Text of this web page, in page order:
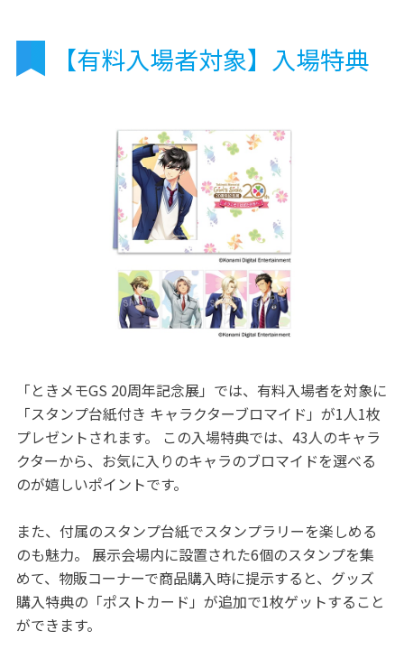
【有料入場者対象】入場特典
「ときメモGS 20周年記念展」では、有料入場者を対象に
「スタンプ台紙付き キャラクターブロマイド」が1人1枚
プレゼントされます。 この入場特典では、43人のキャラ
クターから、お気に入りのキャラのブロマイドを選べる
のが嬉しいポイントです。
また、付属のスタンプ台紙でスタンプラリーを楽しめる
のも魅力。 展示会場内に設置された6個のスタンプを集
めて、物販コーナーで商品購入時に提示すると、グッズ
購入特典の「ポストカード」が追加で1枚ゲットすること
ができます。